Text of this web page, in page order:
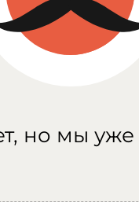
но мы